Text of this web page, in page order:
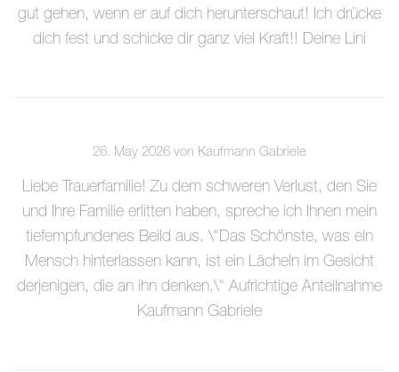
gut gehen, wenn er auf dich herunterschaut! Ich drücke
dich fest und schicke dir ganz viel Kraft!! Deine Lini
26. May 2026 von Kaufmann Gabriele
Liebe Trauerfamilie! Zu dem schweren Verlust, den Sie
und Ihre Familie erlitten haben, spreche ich Ihnen mein
tiefempfundenes Beild aus. \"Das Schönste, was ein
Mensch hinterlassen kann, ist ein Lächeln im Gesicht
derjenigen, die an ihn denken.\" Aufrichtige Anteilnahme
Kaufmann Gabriele